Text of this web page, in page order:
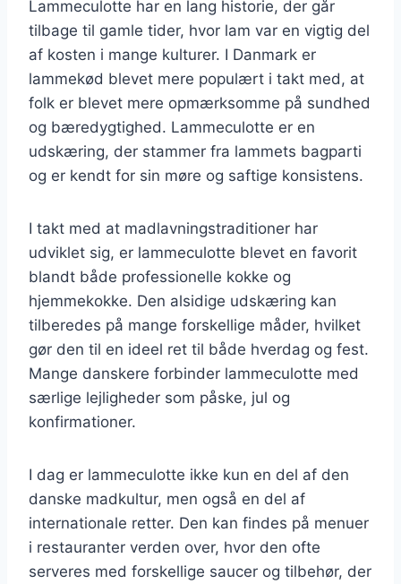
Lammeculotte har en lang historie, der går
tilbage til gamle tider, hvor lam var en vigtig del
af kosten i mange kulturer. I Danmark er
lammekød blevet mere populært i takt med, at
folk er blevet mere opmærksomme på sundhed
og bæredygtighed. Lammeculotte er en
udskæring, der stammer fra lammets bagparti
og er kendt for sin møre og saftige konsistens.
I takt med at madlavningstraditioner har
udviklet sig, er lammeculotte blevet en favorit
blandt både professionelle kokke og
hjemmekokke. Den alsidige udskæring kan
tilberedes på mange forskellige måder, hvilket
gør den til en ideel ret til både hverdag og fest.
Mange danskere forbinder lammeculotte med
særlige lejligheder som påske, jul og
konfirmationer.
I dag er lammeculotte ikke kun en del af den
danske madkultur, men også en del af
internationale retter. Den kan findes på menuer
i restauranter verden over, hvor den ofte
serveres med forskellige saucer og tilbehør, der